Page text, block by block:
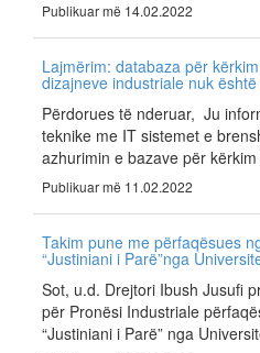
Publikuar më 14.02.2022
Lajmërim: databaza për
dizajneve industriale nuk
Përdorues të nderuar, Ju
teknike me IT sistemet e
azhurimin e bazave për
Publikuar më 11.02.2022
Takim pune me përfaqësues
“Justiniani i Parë”nga
Sot, u.d. Drejtori Ibush Jusufi
për Pronësi Industriale
“Justiniani i Parë” nga